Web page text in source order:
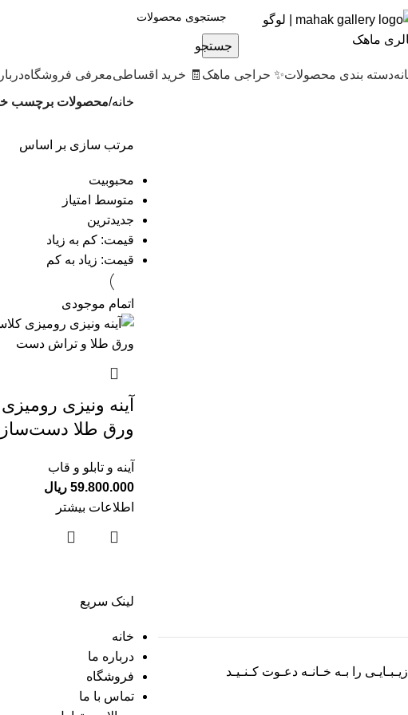
جستجو
دسته بندی محصولات✨ حراجی ماهک 🧾 خرید اقساطیمعرفی فروشگاه
خانه محصولات برچسب
مرتب سازی بر اساس
محبوبیت
متوسط امتیاز
جدیدترین
قیمت: کم به زیاد
قیمت: زیاد به کم
اتمام موجودی
آینه ونیزی
ورق طلا
آینه و تابلو و قاب
59.800.000 ریال
اطلاعات بیشتر
زیـبـایـی را بـه خـانـه دعـوت کـنـیـد
لینک سریع
خانه
درباره ما
فروشگاه
تماس با ما